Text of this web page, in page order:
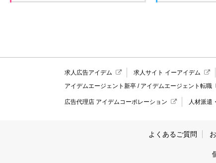
求人広告アイデム 求人サイト イーアイデム
アイデムエージェント新卒 / アイデムエージェント転職
広告代理店 アイデムコーポレーション 人材派遣
よくあるご質問